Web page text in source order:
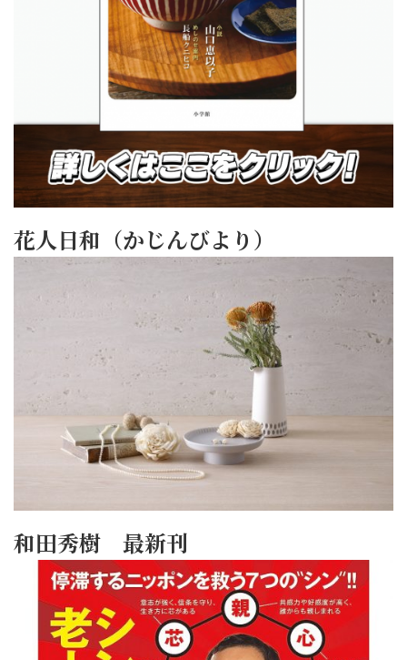
花人日和（かじんびより）
和田秀樹 最新刊